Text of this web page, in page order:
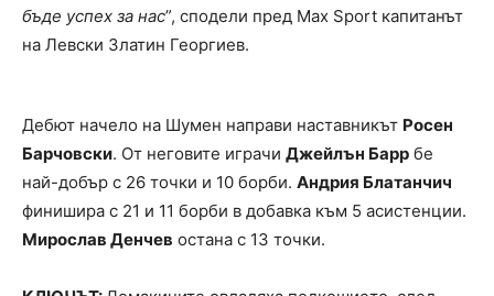
бъде успех за нас”, сподели пред Max Sport капитанът
на Левски Златин Георгиев.
Дебют начело на Шумен направи наставникът Росен
Барчовски. От неговите играчи Джейлън Барр бе
най-добър с 26 точки и 10 борби. Андрия Блатанчич
финишира с 21 и 11 борби в добавка към 5 асистенции.
Мирослав Денчев остана с 13 точки.